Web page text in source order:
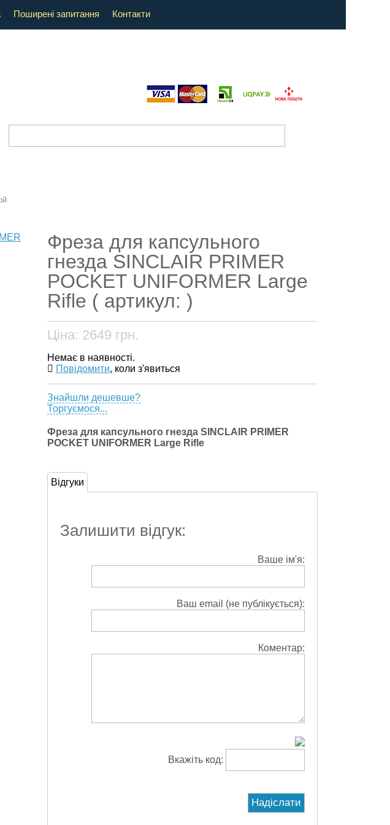
Поширені запитання Контакти
Фреза для капсульного
гнезда SINCLAIR PRIMER
POCKET UNIFORMER Large
Rifle ( артикул: )
Ціна: 2649 грн.
Немає в наявності.
Повідомити, коли з'явиться
Знайшли дешевше?
Торгуємося...
Фреза для капсульного гнезда SINCLAIR PRIMER
POCKET UNIFORMER Large Rifle
Відгуки
Залишити відгук:
Ваше ім'я:
Ваш email (не публікується):
Коментар:
Вкажіть код: